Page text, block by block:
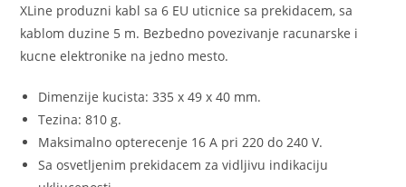
XLine produzni kabl sa 6 EU uticnice sa prekidacem, sa
kablom duzine 5 m. Bezbedno povezivanje racunarske i
kucne elektronike na jedno mesto.
Dimenzije kucista: 335 x 49 x 40 mm.
Tezina: 810 g.
Maksimalno opterecenje 16 A pri 220 do 240 V.
Sa osvetljenim prekidacem za vidljivu indikaciju